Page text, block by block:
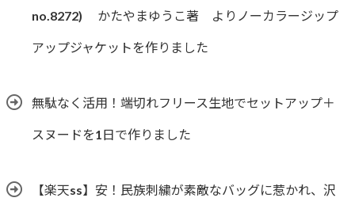
no.8272) かたやまゆうこ著 よりノーカラージップ
アップジャケットを作りました
無駄なく活用！端切れフリース生地でセットアップ＋
スヌードを1日で作りました
【楽天ss】安！民族刺繍が素敵なバッグに惹かれ、沢